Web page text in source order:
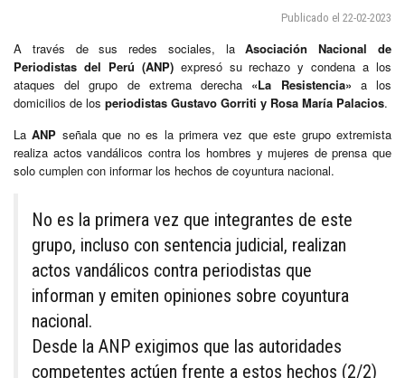
Publicado el 22-02-2023
A través de sus redes sociales, laAsociación Nacional de
Periodistas del Perú (ANP)expresó su rechazo y condena a los
ataques del grupo de extrema derecha «La Resistencia» a los
domicilios de los periodistas Gustavo Gorriti y Rosa María Palacios.
LaANP señala que no es la primera vez que este grupo extremista
realiza actos vandálicos contra los hombres y mujeres de prensa que
solo cumplen con informar los hechos de coyuntura nacional.
No es la primera vez que integrantes de este
grupo, incluso con sentencia judicial, realizan
actos vandálicos contra periodistas que
informan y emiten opiniones sobre coyuntura
nacional.
Desde la ANP exigimos que las autoridades
competentes actúen frente a estos hechos (2/2)